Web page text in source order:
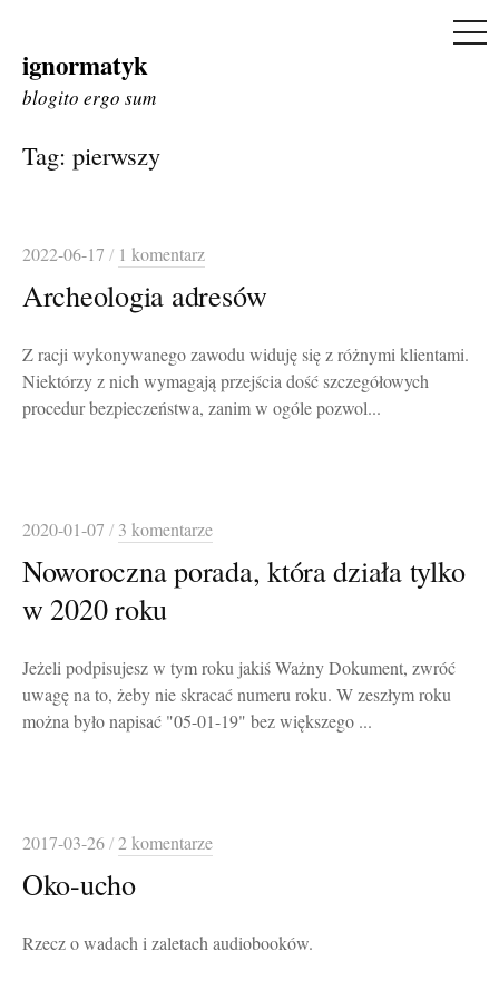
Skip
to
ignormatyk
blogito ergo sum
Tag: pierwszy
2022-06-17 / 1 komentarz
Archeologia adresów
Z racji wykonywanego zawodu widuję się z różnymi klientami.
Niektórzy z nich wymagają przejścia dość szczegółowych
procedur bezpieczeństwa, zanim w ogóle pozwol...
2020-01-07 / 3 komentarze
Noworoczna porada, która działa tylko
w 2020 roku
Jeżeli podpisujesz w tym roku jakiś Ważny Dokument, zwróć
uwagę na to, żeby nie skracać numeru roku. W zeszłym roku
można było napisać "05-01-19" bez większego ...
2017-03-26/2 komentarze
Oko-ucho
Rzecz o wadach i zaletach audiobooków.